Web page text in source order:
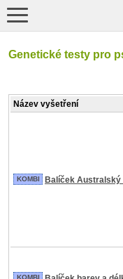
Genetické testy pro
Název vyšetření
KOMBI Balíček Australský
KOMBI